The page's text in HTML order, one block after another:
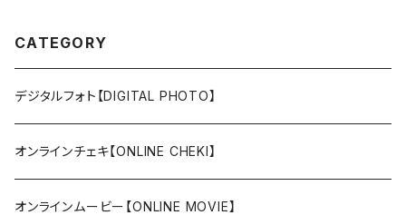
CATEGORY
デジタルフォト【DIGITAL PHOTO】
オンラインチェキ【ONLINE CHEKI】
オンラインムービー【ONLINE MOVIE】